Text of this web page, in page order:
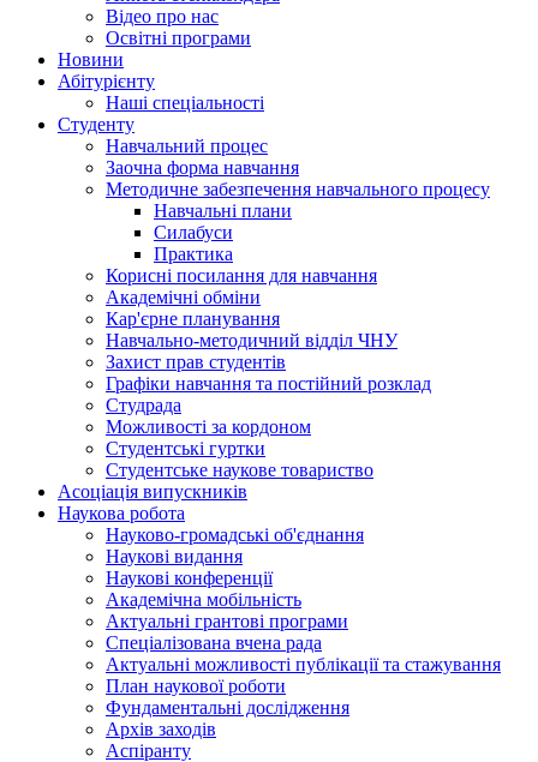
Відео про нас
Освітні програми
Hовини
Абітурієнту
Наші спеціальності
Студенту
Навчальний процес
Заочна форма навчання
Методичне забезпечення навчального процесу
Навчальні плани
Силабуси
Практика
Корисні посилання для навчання
Академічні обміни
Кар'єрне планування
Навчально-методичний відділ ЧНУ
Захист прав студентів
Графіки навчання та постійний розклад
Студрада
Можливості за кордоном
Студентські гуртки
Студентське наукове товариство
Асоціація випускників
Наукова робота
Науково-громадські об'єднання
Наукові видання
Наукові конференції
Академічна мобільність
Актуальні грантові програми
Спеціалізована вчена рада
Актуальні можливості публікації та стажування
План наукової роботи
Фундаментальні дослідження
Архів заходів
Аспіранту